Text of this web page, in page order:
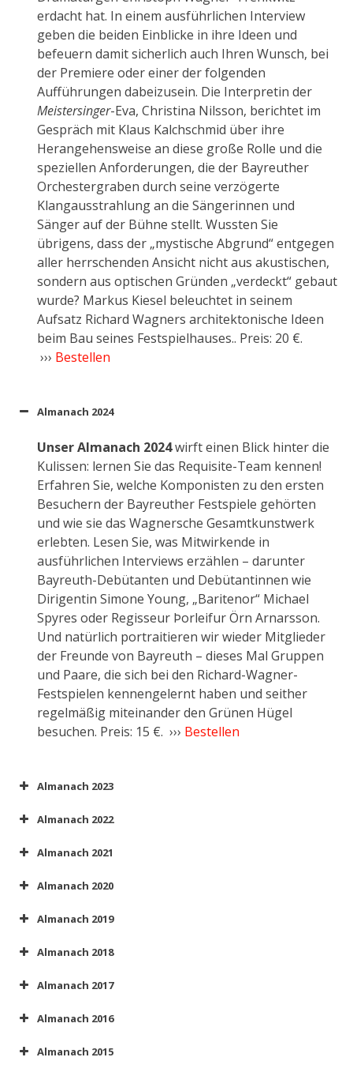
erdacht hat. In einem ausführlichen Interview
geben die beiden Einblicke in ihre Ideen und
befeuern damit sicherlich auch Ihren Wunsch, bei
der Premiere oder einer der folgenden
Aufführungen dabeizusein. Die Interpretin der
Meistersinger-Eva, Christina Nilsson, berichtet im
Gespräch mit Klaus Kalchschmid über ihre
Herangehensweise an diese große Rolle und die
speziellen Anforderungen, die der Bayreuther
Orchestergraben durch seine verzögerte
Klangausstrahlung an die Sängerinnen und
Sänger auf der Bühne stellt. Wussten Sie
übrigens, dass der „mystische Abgrund“ entgegen
aller herrschenden Ansicht nicht aus akustischen,
sondern aus optischen Gründen „verdeckt“ gebaut
wurde? Markus Kiesel beleuchtet in seinem
Aufsatz Richard Wagners architektonische Ideen
beim Bau seines Festspielhauses.. Preis: 20 €.
››› Bestellen
Almanach 2024
Unser Almanach 2024wirft einen Blick hinter die
Kulissen: lernen Sie das Requisite-Team kennen!
Erfahren Sie, welche Komponisten zu den ersten
Besuchern der Bayreuther Festspiele gehörten
und wie sie das Wagnersche Gesamtkunstwerk
erlebten. Lesen Sie, was Mitwirkende in
ausführlichen Interviews erzählen – darunter
Bayreuth-Debütanten und Debütantinnen wie
Dirigentin Simone Young, „Baritenor“ Michael
Spyres oder Regisseur Þorleifur Örn Arnarsson.
Und natürlich portraitieren wir wieder Mitglieder
der Freunde von Bayreuth – dieses Mal Gruppen
und Paare, die sich bei den Richard-Wagner-
Festspielen kennengelernt haben und seither
regelmäßig miteinander den Grünen Hügel
besuchen. Preis: 15 €. ››› Bestellen
Almanach 2023
Almanach 2022
Almanach 2021
Almanach 2020
Almanach 2019
Almanach 2018
Almanach 2017
Almanach 2016
Almanach 2015